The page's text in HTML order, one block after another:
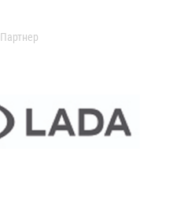
Партнер